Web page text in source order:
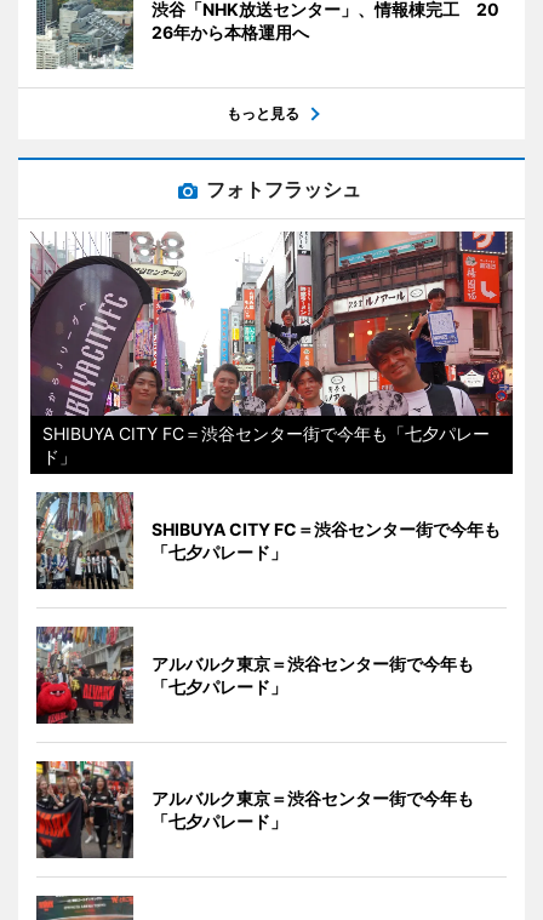
渋谷「NHK放送センター」、情報棟完工 20
26年から本格運用へ
もっと見る
フォトフラッシュ
SHIBUYA CITY FC＝渋谷センター街で今年も「七夕パレー
ド」
SHIBUYA CITY FC＝渋谷センター街で今年も
「七夕パレード」
アルバルク東京＝渋谷センター街で今年も
「七夕パレード」
アルバルク東京＝渋谷センター街で今年も
「七夕パレード」